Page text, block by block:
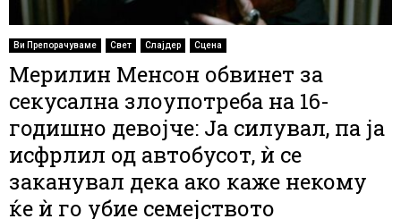
Ви Препорачуваме Свет Слајдер Сцена
Мерилин Менсон обвинет за
секусална злоупотреба на 16-
годишно девојче: Ја силувал, па ја
исфрлил од автобусот, ѝ се
заканувал дека ако каже некому
ќе ѝ го убие семејството